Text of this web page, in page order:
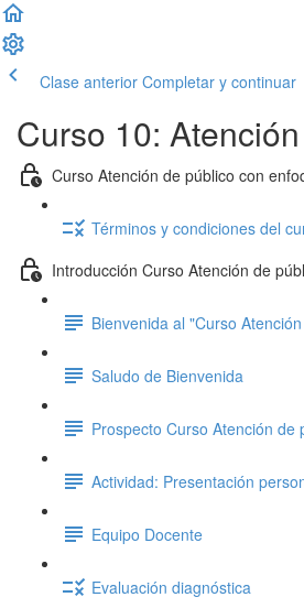
Clase anterior Completar y continuar
Curso 10:
Curso Atención de público con
Términos y condiciones del
Introducción Curso Atención de
Bienvenida al "Curso
Saludo de Bienvenida
Prospecto Curso Atención de
Actividad: Presentación
Equipo Docente
Evaluación diagnóstica